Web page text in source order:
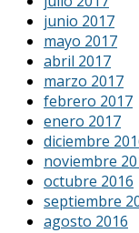
junio 2017
mayo 2017
abril 2017
marzo 2017
febrero 2017
enero 2017
diciembre
noviembre
octubre 2016
septiembre
agosto 2016